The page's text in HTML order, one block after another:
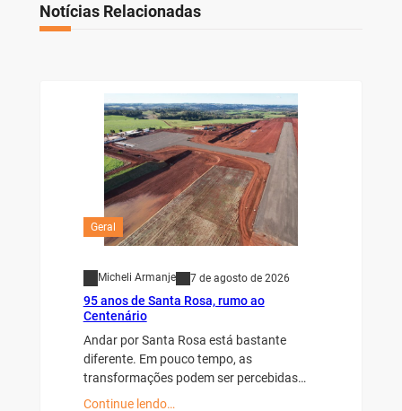
Notícias Relacionadas
Geral
Micheli Armanje 7 de agosto de 2026
95 anos de Santa Rosa, rumo ao
Centenário
Andar por Santa Rosa está bastante
diferente. Em pouco tempo, as
transformações podem ser percebidas…
Continue lendo…